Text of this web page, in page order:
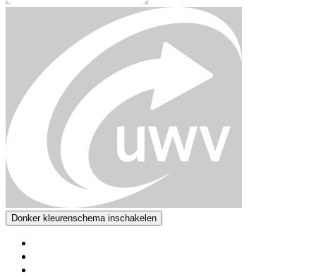
Donker kleurenschema inschakelen